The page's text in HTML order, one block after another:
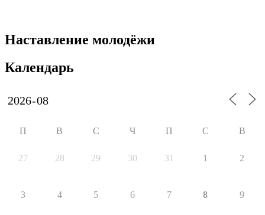
Наставление молодёжи
Календарь
П В С Ч П С В
27 28 29 30 31 1 2
3 4 5 6 7 8 9